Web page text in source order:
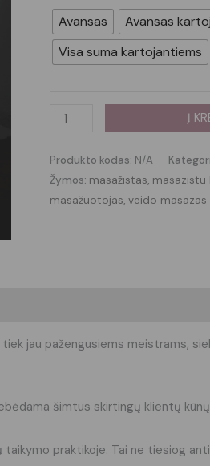
Avansas Avansas
Visa suma kartojantiems
Į
Produkto kodas: N/A
Žymos: masažistas, masazistu
masažuotojas, veido masazas
jau pažengusiems meistrams,
šimtus skirtingų klientų
praktikoje. Tai ne tiesiog